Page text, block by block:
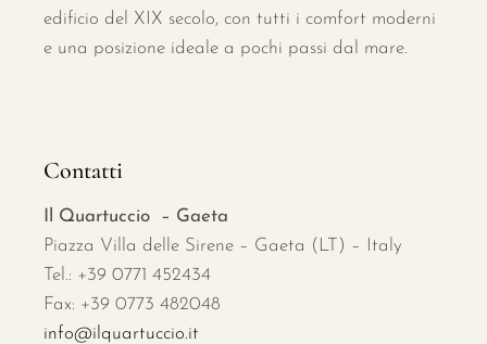
edificio del XIX secolo, con tutti i comfort moderni
e una posizione ideale a pochi passi dal mare.
Contatti
Il Quartuccio – Gaeta
Piazza Villa delle Sirene – Gaeta (LT) – Italy
Tel.: +39 0771 452434
Fax: +39 0773 482048
info@ilquartuccio.it